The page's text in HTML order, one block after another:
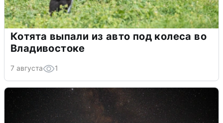
Котята выпали из авто под колеса во
Владивостоке
7 августа 1